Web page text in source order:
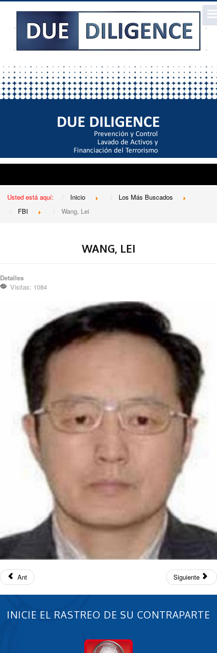
Usted está aquí: Inicio
Los Más Buscados
FBI
Wang, Lei
WANG, LEI
Detalles
Visitas: 1084
Ant Siguiente
INICIE EL RASTREO DE SU CONTRAPARTE